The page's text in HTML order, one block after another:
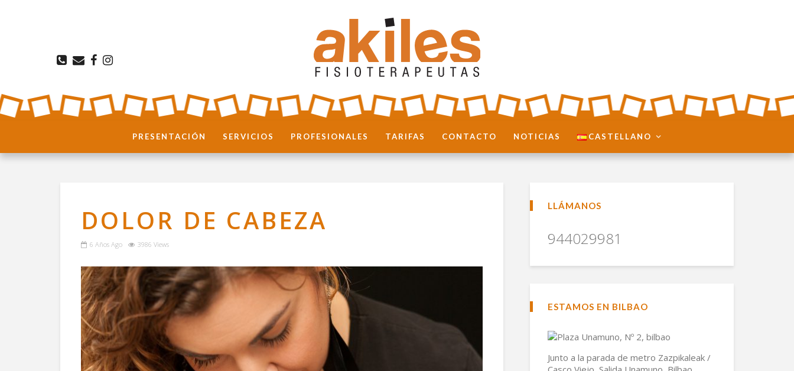
PRESENTACIÓN SERVICIOS PROFESIONALES TARIFAS CONTACTO NOTICIAS CASTELLANO
DOLOR DE CABEZA
6 Años Ago 3986 Views
LLÁMANOS
944029981
ESTAMOS EN BILBAO
Junto a la parada de metro Zazpikaleak /